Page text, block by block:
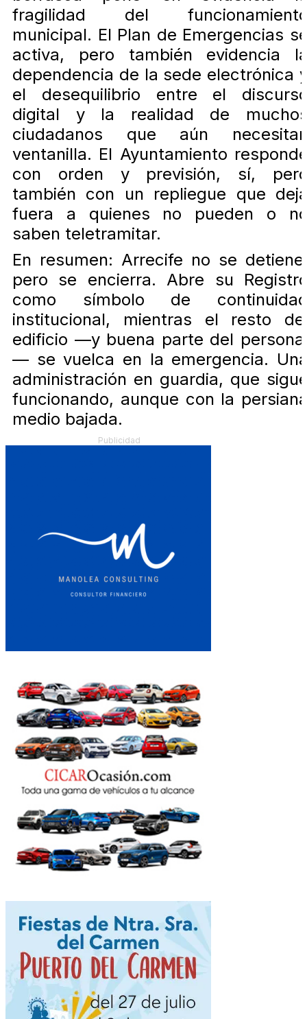
fragilidad del
municipal. El Plan de Emergencias
activa, pero también evidencia
dependencia de la sede electrónica
el desequilibrio entre el
digital y la realidad de
ciudadanos que aún
ventanilla. El Ayuntamiento
con orden y previsión, sí,
también con un repliegue que
fuera a quienes no pueden o
saben teletramitar.
En resumen: Arrecife no se
pero se encierra. Abre su
como símbolo de
institucional, mientras el resto
edificio —y buena parte del
— se vuelca en la emergencia.
administración en guardia, que
funcionando, aunque con la
medio bajada.
Publicidad